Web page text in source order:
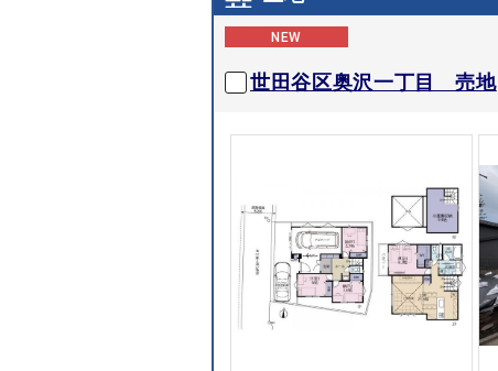
NEW
世田谷区奥沢一丁目 売地